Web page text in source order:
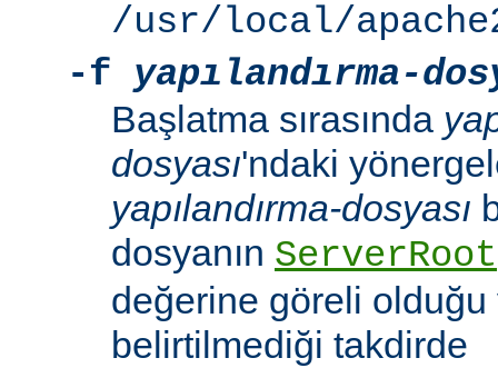
/usr/local/
-f
yapılandırma-
Başlatma sırasında
dosyası'ndaki
yapılandırma-dosyası
dosyanın ServerRoot
değerine göreli olduğu
belirtilmediği takdirde